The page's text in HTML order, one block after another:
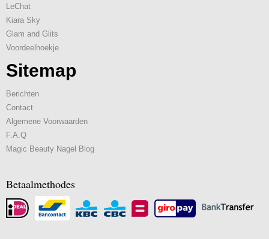
LeChat
Kiara Sky
Glam and Glits
Voordeelhoekje
Sitemap
Berichten
Contact
Algemene Voorwaarden
F.A.Q
Magic Beauty Nagel Blog
Betaalmethodes